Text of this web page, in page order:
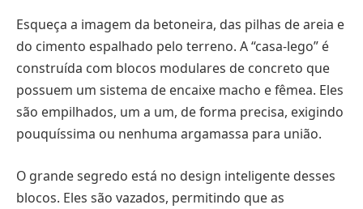
Esqueça a imagem da betoneira, das pilhas de areia e
do cimento espalhado pelo terreno. A “casa-lego” é
construída com blocos modulares de concreto que
possuem um sistema de encaixe macho e fêmea. Eles
são empilhados, um a um, de forma precisa, exigindo
pouquíssima ou nenhuma argamassa para união.
O grande segredo está no design inteligente desses
blocos. Eles são vazados, permitindo que as